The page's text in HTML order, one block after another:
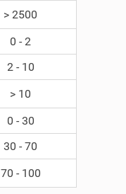
> 2500
0 - 2
2 - 10
> 10
0 - 30
30 - 70
70 - 100